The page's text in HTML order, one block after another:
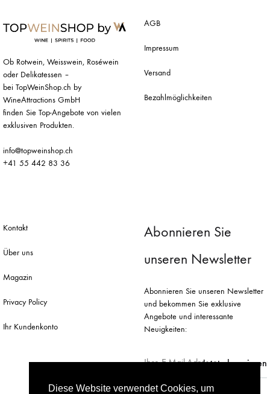
Ob Rotwein, Weisswein, Roséwein
oder Delikatessen –
bei TopWeinShop.ch by
WineAttractions GmbH
finden Sie Top-Angebote von vielen
exklusiven Produkten.
info@topweinshop.ch
+41 55 442 83 36
AGB
Impressum
Versand
Bezahlmöglichkeiten
Kontakt
Über uns
Magazin
Privacy Policy
Ihr Kundenkonto
Abonnieren Sie
unseren Newsletter
Abonnieren Sie unseren Newsletter
und bekommen Sie exklusive
Angebote und interessante
Neuigkeiten:
Diese Website verwendet Cookies, um